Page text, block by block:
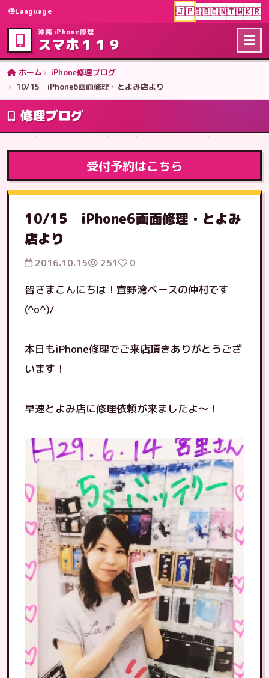
Language 🇯🇵🇬🇧🇨🇳🇹🇼🇰🇷
沖縄 iPhone修理
スマホ１１９
ホーム
iPhone修理ブログ
10/15 iPhone6画面修理・とよみ店より
修理ブログ
受付予約はこちら
10/15 iPhone6画面修理・とよみ
店より
2016.10.15 251 0
皆さまこんにちは！宜野湾ベースの仲村です
(^o^)/
本日もiPhone修理でご来店頂きありがとうござ
います！
早速とよみ店に修理依頼が来ましたよ〜！